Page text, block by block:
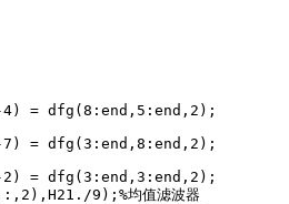
4) = dfg(8:end,5:end,2);
7) = dfg(3:end,8:end,2);
2) = dfg(3:end,3:end,2);
9);%均值滤波器